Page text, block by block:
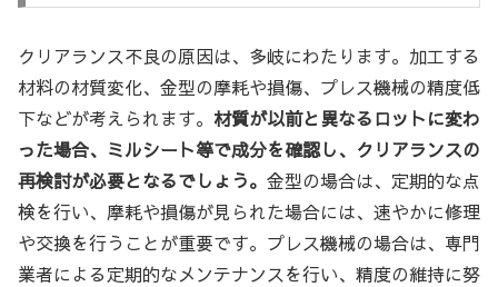
クリアランス不良の原因は、多岐にわたります。加工する
材料の材質変化、金型の摩耗や損傷、プレス機械の精度低
下などが考えられます。 材質が以前と異なるロットに変わ
った場合、ミルシート等で成分を確認し、クリアランスの
再検討が必要となるでしょう。 金型の場合は、定期的な点
検を行い、摩耗や損傷が見られた場合には、速やかに修理
や交換を行うことが重要です。プレス機械の場合は、専門
業者による定期的なメンテナンスを行い、精度の維持に努